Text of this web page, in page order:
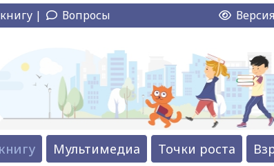
| Вопросы
Мультимедиа Точки роста